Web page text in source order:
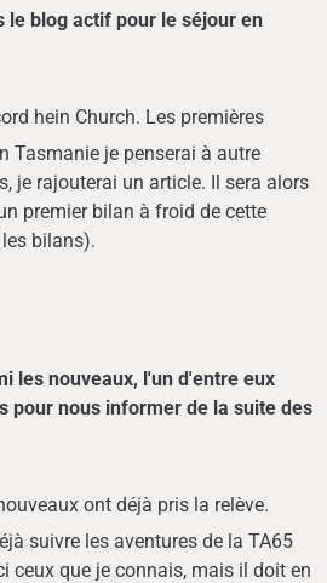
le blog actif pour le séjour en
hein Church. Les premières
Tasmanie je penserai à autre
je rajouterai un article. Il sera alors
premier bilan à froid de cette
bilans).
les nouveaux, l'un d'entre eux
pour nous informer de la suite des
ont déjà pris la relève.
suivre les aventures de la TA65
ceux que je connais, mais il doit en